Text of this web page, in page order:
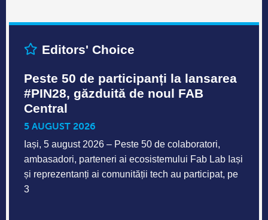
Editors' Choice
Peste 50 de participanți la lansarea
#PIN28, găzduită de noul FAB
Central
5 AUGUST 2026
Iași, 5 august 2026 – Peste 50 de colaboratori,
ambasadori, parteneri ai ecosistemului Fab Lab Iași
și reprezentanți ai comunității tech au participat, pe
3